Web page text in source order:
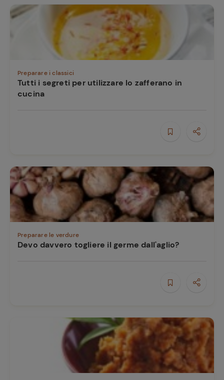
Preparare i classici
Tutti i segreti per utilizzare lo zafferano in
cucina
Preparare le verdure
Devo davvero togliere il germe dall'aglio?
Ricette
preferite